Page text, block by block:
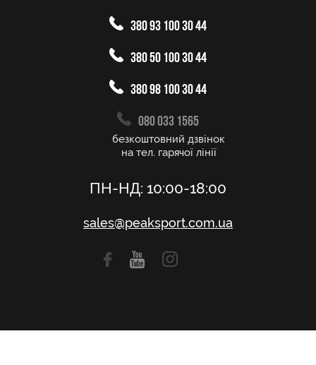
380 93 100 30 44
380 50 100 30 44
380 98 100 30 44
080 033 1565
безкоштовний дзвінок
на тел. гарячої лінії
ПН-НД: 10:00-18:00
sales@peaksport.com.ua